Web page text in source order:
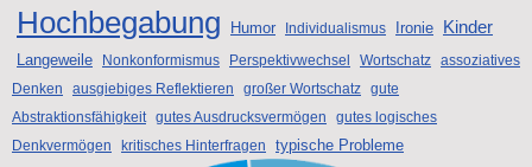
Hochbegabung Humor Individualismus Ironie Kinder
Langeweile Nonkonformismus Perspektivwechsel Wortschatz assoziatives
Denken
ausgiebiges Reflektieren großer Wortschatz gute
Abstraktionsfähigkeit gutes Ausdrucksvermögen
gutes logisches
Denkvermögen
kritisches Hinterfragen typische Probleme